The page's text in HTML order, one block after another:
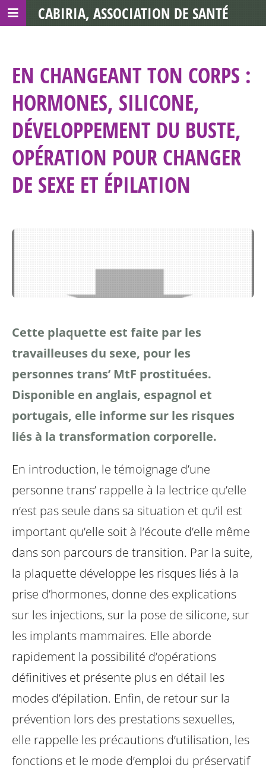
EN CHANGEANT TON CORPS :
HORMONES, SILICONE,
DÉVELOPPEMENT DU BUSTE,
OPÉRATION POUR CHANGER
DE SEXE ET ÉPILATION
Cette plaquette est faite par les
travailleuses du sexe, pour les
personnes trans’ MtF prostituées.
Disponible en anglais, espagnol et
portugais, elle informe sur les risques
liés à la transformation corporelle.
En introduction, le témoignage d’une
personne trans’ rappelle à la lectrice qu’elle
n’est pas seule dans sa situation et qu’il est
important qu’elle soit à l’écoute d’elle même
dans son parcours de transition. Par la suite,
la plaquette développe les risques liés à la
prise d’hormones, donne des explications
sur les injections, sur la pose de silicone, sur
les implants mammaires. Elle aborde
rapidement la possibilité d’opérations
définitives et présente plus en détail les
modes d’épilation. Enfin, de retour sur la
prévention lors des prestations sexuelles,
elle rappelle les précautions d’utilisation, les
fonctions et le mode d’emploi du préservatif
CABIRIA, ASSOCIATION DE SANTÉ